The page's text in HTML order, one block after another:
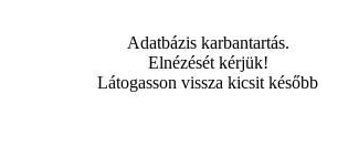
Adatbázis karbantartás.
Elnézését kérjük!
Látogasson vissza kicsit később